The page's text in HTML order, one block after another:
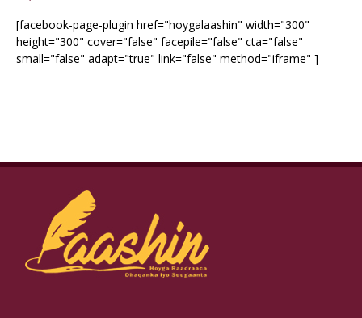
[facebook-page-plugin href="hoygalaashin" width="300"
height="300" cover="false" facepile="false" cta="false"
small="false" adapt="true" link="false" method="iframe" ]